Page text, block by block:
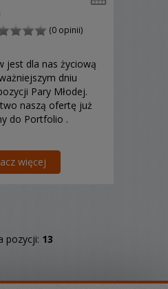
(0 opinii)
jest dla nas życiową
dniu
Pary Młodej.
naszą ofertę już
do Portfolio .
więcej
pozycji: 13